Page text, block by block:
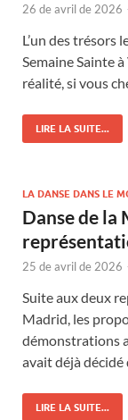
26 de avril de 2026
L’un des trésors
Semaine Sainte
réalité, si vous
LIRE LA SUITE...
LA DANSE DANS LE
Danse de la
25 de avril de 2026
Suite aux deux
Madrid, les
démonstrations
avait déjà décidé
LIRE LA SUITE...